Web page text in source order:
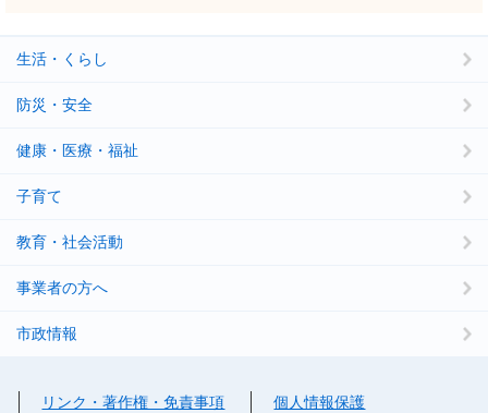
生活・くらし
防災・安全
健康・医療・福祉
子育て
教育・社会活動
事業者の方へ
市政情報
リンク・著作権・免責事項
個人情報保護